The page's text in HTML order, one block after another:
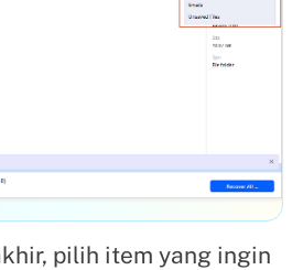
pilih item yang ingin